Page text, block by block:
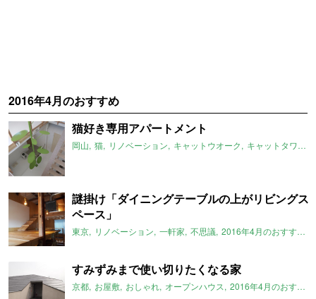
2016年4月のおすすめ
猫好き専用アパートメント
岡山 猫 リノベーション キャットウオーク キャットタワー
謎掛け「ダイニングテーブルの上がリビングス
ペース」
東京 リノベーション 一軒家 不思議 2016年4月のおすすめ
すみずみまで使い切りたくなる家
京都 お屋敷 おしゃれ オープンハウス 2016年4月のおすすめ